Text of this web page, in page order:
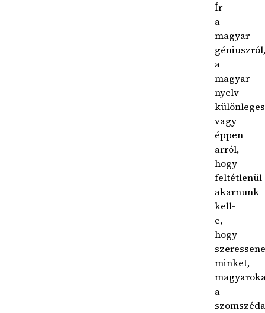
Ír
a
magyar
a
magyar
nyelv
vagy
éppen
arról,
hogy
feltétlenül
akarnunk
kell-
e,
hogy
minket,
a